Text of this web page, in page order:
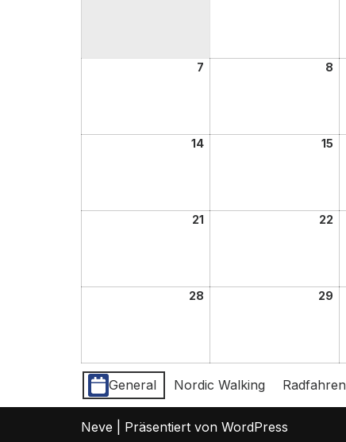
7 8
14 15
21 22
28 29
Kategorien
General Nordic Walking Radfahren
Neve | Präsentiert von WordPress